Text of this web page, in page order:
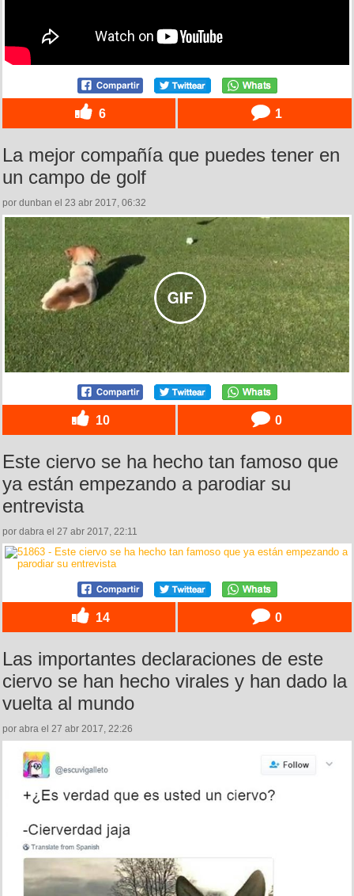
6 1
La mejor compañía que puedes tener en
un campo de golf
por dunban el 23 abr 2017, 06:32
10 0
Este ciervo se ha hecho tan famoso que
ya están empezando a parodiar su
entrevista
por dabra el 27 abr 2017, 22:11
14 0
Las importantes declaraciones de este
ciervo se han hecho virales y han dado la
vuelta al mundo
por abra el 27 abr 2017, 22:26